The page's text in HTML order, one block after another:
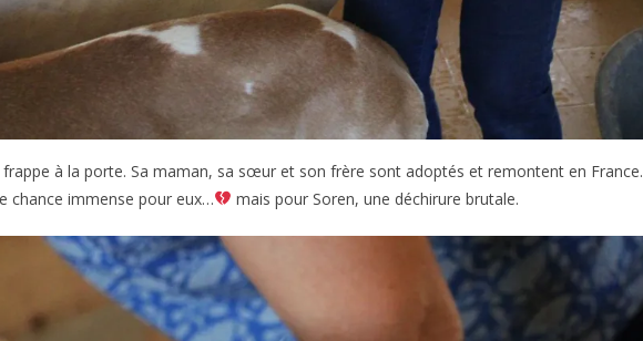
frappe à la porte. Sa maman, sa sœur et son frère sont adoptés et remontent en France.
chance immense pour eux…
mais pour Soren, une déchirure brutale.